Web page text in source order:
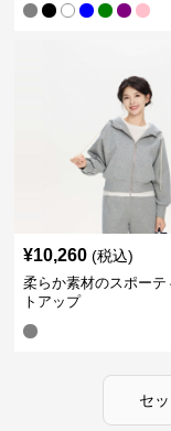
¥10,260 (税込)
柔らか素材のスポーテ
トアップ
セ